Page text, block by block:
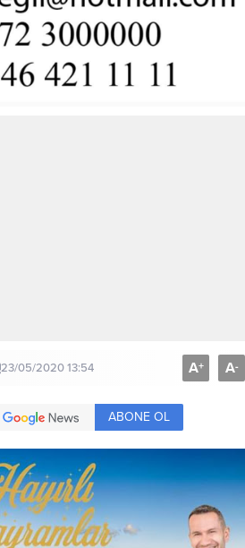
23/05/2020 13:54 A+ A-
ABONE OL